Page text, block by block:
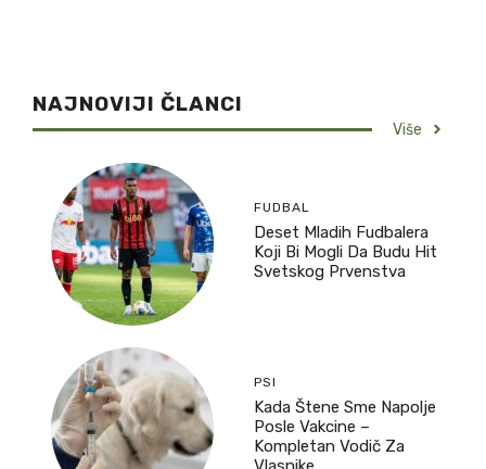
NAJNOVIJI ČLANCI
Više
FUDBAL
Deset Mladih Fudbalera
Koji Bi Mogli Da Budu Hit
Svetskog Prvenstva
PSI
Kada Štene Sme Napolje
Posle Vakcine –
Kompletan Vodič Za